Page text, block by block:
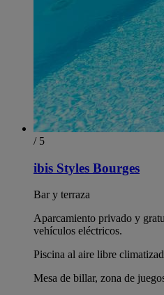
/ 5
ibis Styles Bourges
Bar y terraza
Aparcamiento privado y
vehículos eléctricos.
Piscina al aire libre
Mesa de billar, zona de